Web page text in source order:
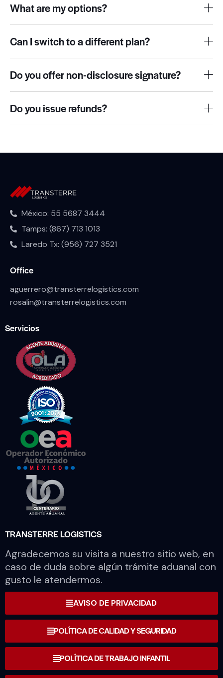
What are my options?
Can I switch to a different plan?
Do you offer non-disclosure signature?
Do you issue refunds?
México: 55 5687 3444
Tamps: (867) 713 1013
Laredo Tx: (956) 727 3521
Office
aguerrero@transterrelogistics.com
rosalin@transterrelogistics.com
Servicios
TRANSTERRE LOGISTICS
Agradecemos su visita a nuestro sitio web, en
caso de duda sobre algún trámite aduanal con
gusto le atendermos.
AVISO DE PRIVACIDAD
POLÍTICA DE CALIDAD Y SEGURIDAD
POLÍTICA DE TRABAJO INFANTIL